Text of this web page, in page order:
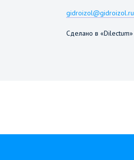
gidroizol@gidroizol.ru
Сделано в «Dilectum»